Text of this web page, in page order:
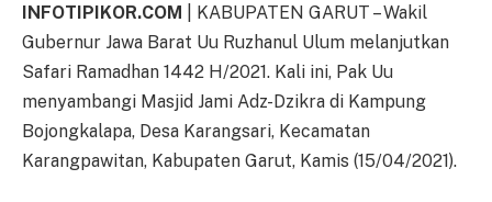
INFOTIPIKOR.COM
| KABUPATEN GARUT – Wakil
Gubernur Jawa Barat Uu Ruzhanul Ulum melanjutkan
Safari Ramadhan 1442 H/2021. Kali ini, Pak Uu
menyambangi Masjid Jami Adz-Dzikra di Kampung
Bojongkalapa, Desa Karangsari, Kecamatan
Karangpawitan, Kabupaten Garut, Kamis (15/04/2021).